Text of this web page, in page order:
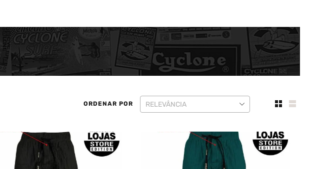
ORDENAR POR RELEVÂNCIA